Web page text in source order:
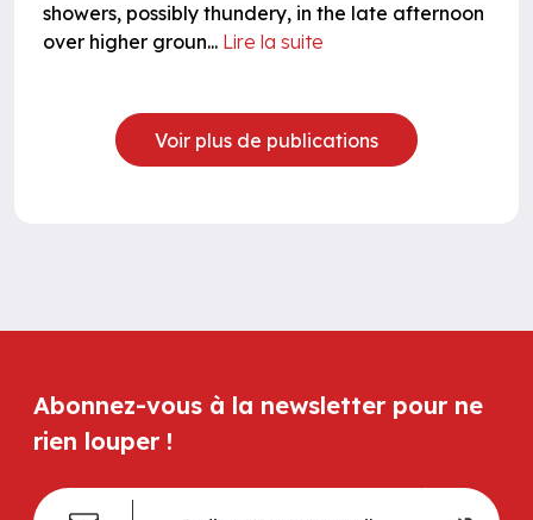
showers, possibly thundery, in the late afternoon
over higher groun... Lire la suite
Voir plus de publications
Abonnez-vous à la newsletter pour ne
rien louper !